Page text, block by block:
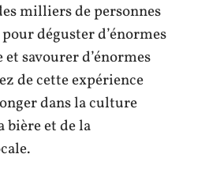
milliers de personnes
déguster d’énormes
et savourer d’énormes
de cette expérience
dans la culture
bière et de la